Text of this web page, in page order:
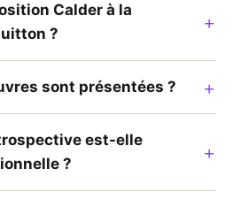
Calder à la
?
+
sont présentées ? +
est-elle
?
+